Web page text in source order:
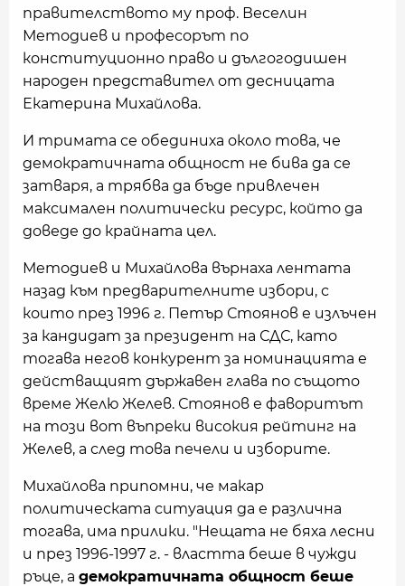
правителството му проф. Веселин
Методиев и професорът по
конституционно право и дългогодишен
народен представител от десницата
Екатерина Михайлова.
И тримата се обединиха около това, че
демократичната общност не бива да се
затваря, а трябва да бъде привлечен
максимален политически ресурс, който да
доведе до крайната цел.
Методиев и Михайлова върнаха лентата
назад към предварителните избори, с
които през 1996 г. Петър Стоянов е излъчен
за кандидат за президент на СДС, като
тогава негов конкурент за номинацията е
действащият държавен глава по същото
време Желю Желев. Стоянов е фаворитът
на този вот въпреки високия рейтинг на
Желев, а след това печели и изборите.
Михайлова припомни, че макар
политическата ситуация да е различна
тогава, има прилики. "Нещата не бяха лесни
и през 1996-1997 г. - властта беше в чужди
ръце, а демократичната общност беше